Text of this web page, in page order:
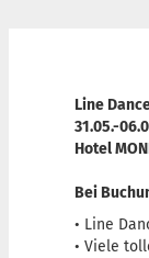
Line
31.05.-
Hotel
Bei
• Line
• Viele